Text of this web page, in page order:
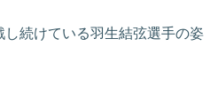
続けている羽生結弦選手の姿